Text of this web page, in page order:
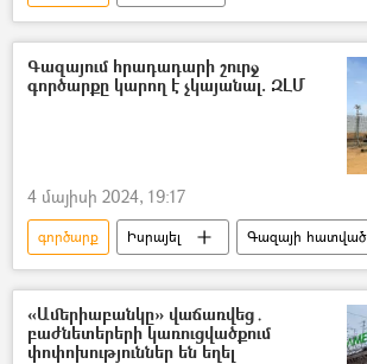
«Synopsys» ընկերություն
Գազայում հրադադարի շուրջ
գործարքը կարող է չկայանալ. ԶԼՄ
4 մայիսի 2024, 19:17
գործարք Իսրայել
Գազայի հատված
Եգիպտոս
ՀԱՄԱՍ
«Ամերիաբանկը» վաճառվեց․
բաժնետերերի կառուցվածքում
փոփոխություններ են եղել